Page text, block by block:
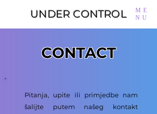
UNDER CONTROL
ME
NU
CONTACT
Pitanja, upite ili primjedbe nam
šalijte putem našeg kontakt